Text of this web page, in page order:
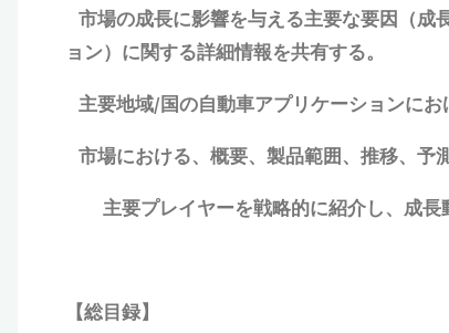
市場の成長に影響を与える主要な要因（成
ョン）に関する詳細情報を共有する。
主要地域/国の自動車アプリケーションにお
市場における、 概要、 製品範囲、 推移、予
主要プレイヤーを戦略的に紹介し、成長
【総目録】